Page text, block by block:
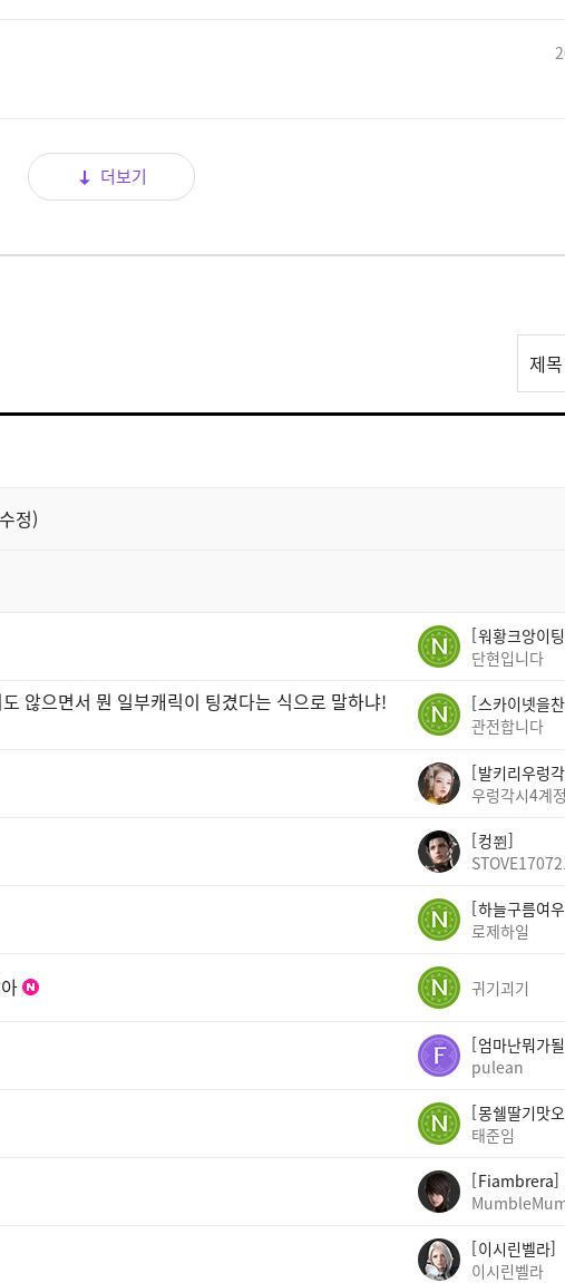
더보기
스
트
제목
정)
워황크앙이팅
단현입니다
않으면서 뭔 일부캐릭이 팅겼다는 식으로 말하냐!
스카이넷을
관전합니다
발키리우렁
우렁각시4계
컹쮠
하늘구름여
로제하일
귀기괴기
엄마난뭐가
pulean
몽쉘딸기맛
태준임
Fiambrera
이시린벨라
이시린벨라